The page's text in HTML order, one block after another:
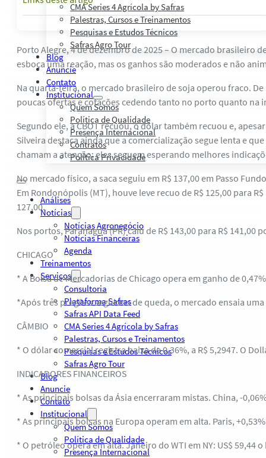
CMA Series 4 Agrícola by Safras
Palestras, Cursos e Treinamentos
Pesquisas e Estudos Técnicos
Safras Agro Tour
Blog
Anuncie
Contato
Institucional
Quem Somos
Política de Qualidade
Presença Internacional
Contratos
Política Privacidade
Análises
Notícias
Notícias Agronegócio
Notícias Financeiras
Agenda
Treinamentos
Serviços
Consultoria
Plataforma Safras
Safras API Data Feed
CMA Series 4 Agrícola by Safras
Palestras, Cursos e Treinamentos
Pesquisas e Estudos Técnicos
Safras Agro Tour
Blog
Anuncie
Contato
Institucional
Quem Somos
Política de Qualidade
Presença Internacional
Porto Alegre, 4 de dezembro de 2025 – O mercado brasileiro
esboça uma reação, mas os ganhos são moderados e não
Na quarta-feira, o mercado brasileiro de soja operou fraco.
poucas ofertas e cotações cedendo tanto no porto quanto na
Segundo ele, a CBOT recuou, o dólar também recuou e,
Silveira destaca ainda que a comercialização segue lenta e
chamam a atenção; eles seguem esperando melhores
No mercado físico, a saca seguiu em R$ 137,00 em Passo
Em Rondonópolis (MT), houve leve recuo de R$ 125,00 para
127,00.
Nos portos, Paranaguá (PR) caiu de R$ 143,00 para R$ 141,00
CHICAGO
* A Bolsa de Mercadorias de Chicago opera em ganho de
*Após três pregões seguidos de queda, o mercado ensaia
CÂMBIO
* O dólar comercial registra baixa de 0,36%, a R$ 5,2947. O
INDICADORES FINANCEIROS
* As principais bolsas da Ásia encerraram mistas. China, -
* As principais bolsas na Europa operam em alta. Paris,
* O petróleo opera em alta. Janeiro do WTI em NY: US$ 59,44